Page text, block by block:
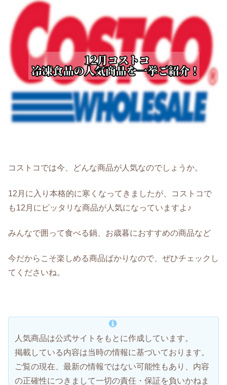
コストコでは今、どんな商品が人気なのでしょうか。
12月に入り本格的に寒くなってきましたが、コストコで
も12月にピッタリな商品が人気になっていますよ♪
みんなで囲って食べる鍋、お歳暮におすすめの商品など
今だからこそ楽しめる商品ばかりなので、ぜひチェックし
てくださいね。
人気商品は公式サイトをもとに作成しています。
掲載している内容は当時の情報に基づいております。
ご覧の現在、最新の情報ではない可能性もあり、内容
の正確性につきまして一切の責任・保証を負いかねま